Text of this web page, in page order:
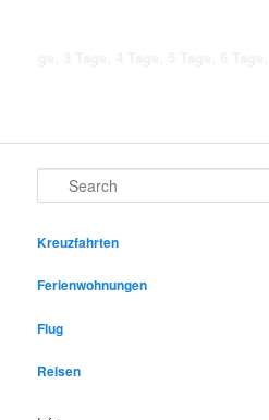
Search
Kreuzfahrten
Ferienwohnungen
Flug
Reisen